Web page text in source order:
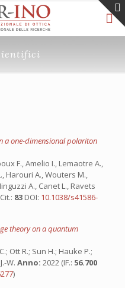
a one-dimensional polariton
F., Amelio I., Lemaotre A.,
Harouri A., Wouters M.,
A., Canet L., Ravets
Cit.: 83 DOI: 10.1038/s41586-
theory on a quantum
Ott R.; Sun H.; Hauke P.;
W. Anno: 2022 (IF.: 56.700
)